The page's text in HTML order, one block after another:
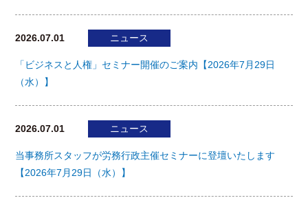
2026.07.01 ニュース
「ビジネスと人権」セミナー開催のご案内【2026年7月29日
（水）】
2026.07.01 ニュース
当事務所スタッフが労務行政主催セミナーに登壇いたします
【2026年7月29日（水）】